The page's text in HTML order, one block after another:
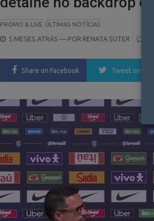
PROMO & LIVE ÚLTIMAS NOTÍCIAS
POSTED
5 MESES ATRÁS — POR RENATA SUTER
Share on Facebook Tweet on